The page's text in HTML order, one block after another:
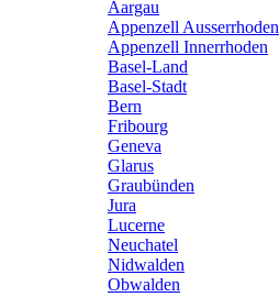
Aargau
Appenzell Ausserrhoden
Appenzell Innerrhoden
Basel-Land
Basel-Stadt
Bern
Fribourg
Geneva
Glarus
Graubünden
Jura
Lucerne
Neuchatel
Nidwalden
Obwalden